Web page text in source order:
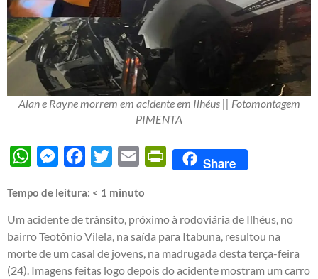
Alan e Rayne morrem em acidente em Ilhéus || Fotomontagem
PIMENTA
WhatsAppMessengerFacebook
Twitter Email PrintFriendly
Share
Tempo de leitura: < 1 minuto
Um acidente de trânsito, próximo à rodoviária de Ilhéus, no
bairro Teotônio Vilela, na saída para Itabuna, resultou na
morte de um casal de jovens, na madrugada desta terça-feira
(24). Imagens feitas logo depois do acidente mostram um carro